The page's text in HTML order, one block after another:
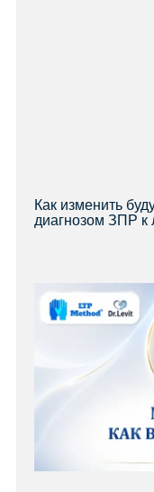
Как изменить
диагнозом ЗПР к